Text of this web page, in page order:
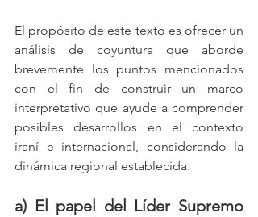
El propósito de este texto es ofrecer un
análisis de coyuntura que aborde
brevemente los puntos mencionados
con el fin de construir un marco
interpretativo que ayude a comprender
posibles desarrollos en el contexto
iraní e internacional, considerando la
dinámica regional establecida.
a) El papel del Líder Supremo